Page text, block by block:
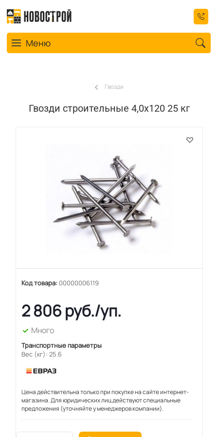
Toggle navigation
Меню
Гвозди
Гвозди строительные 4,0х120 25 кг
Код товара: 00000006119
2 806руб./уп.
Много
Транспортные параметры
Вес (кг): 25.6
Цена действительна только при покупке на сайте интернет-
магазина. Для юридических лиц действуют специальные
предложения (уточняйте у менеджеров компании).